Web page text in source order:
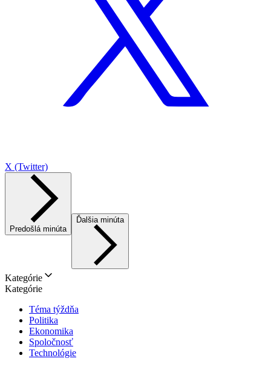
X (Twitter)
Predošlá minúta
Ďalšia minúta
Kategórie
Kategórie
Téma týždňa
Politika
Ekonomika
Spoločnosť
Technológie